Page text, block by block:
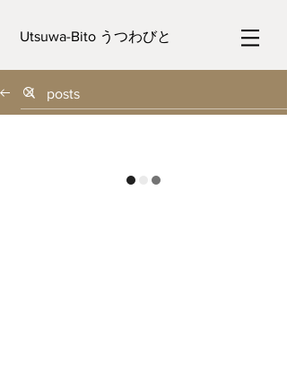
Utsuwa-Bito うつわびと